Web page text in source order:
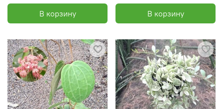
В корзину В корзину